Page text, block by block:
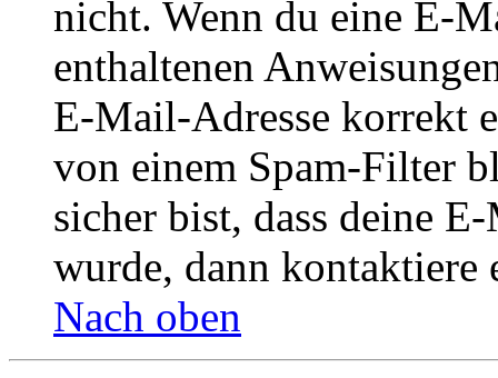
nicht. Wenn du eine E-
enthaltenen
E-Mail-Adresse korrekt
von einem Spam-Filter
sicher bist, dass deine
wurde, dann kontaktiere
Nach oben